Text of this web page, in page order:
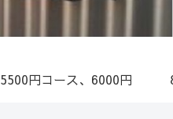
5500円コース、6000円